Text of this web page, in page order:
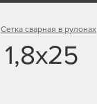
Сетка сварная в рулонах